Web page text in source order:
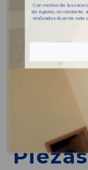
Con motivo de las
de Agosto, no obstante,
realizados durante este